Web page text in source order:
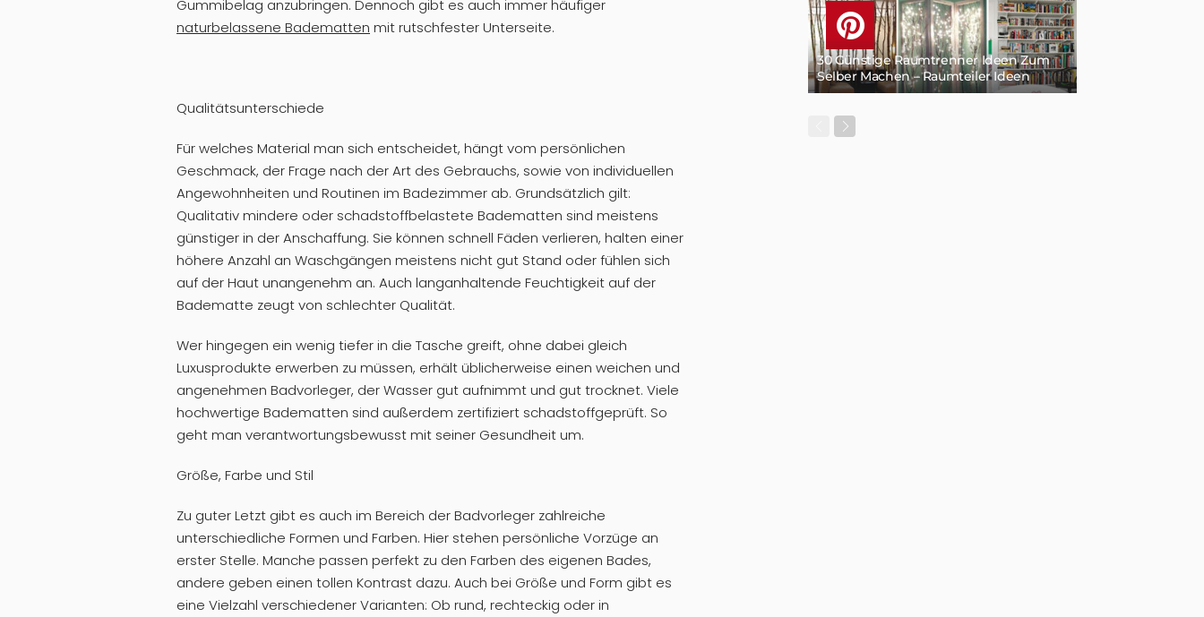
Gummibelag anzubringen. Dennoch gibt es auch immer häufiger
naturbelassene Badematten mit rutschfester Unterseite.
Qualitätsunterschiede
Für welches Material man sich entscheidet, hängt vom persönlichen
Geschmack, der Frage nach der Art des Gebrauchs, sowie von individuellen
Angewohnheiten und Routinen im Badezimmer ab. Grundsätzlich gilt:
Qualitativ mindere oder schadstoffbelastete Badematten sind meistens
günstiger in der Anschaffung. Sie können schnell Fäden verlieren, halten einer
höhere Anzahl an Waschgängen meistens nicht gut Stand oder fühlen sich
auf der Haut unangenehm an. Auch langanhaltende Feuchtigkeit auf der
Badematte zeugt von schlechter Qualität.
Wer hingegen ein wenig tiefer in die Tasche greift, ohne dabei gleich
Luxusprodukte erwerben zu müssen, erhält üblicherweise einen weichen und
angenehmen Badvorleger, der Wasser gut aufnimmt und gut trocknet. Viele
hochwertige Badematten sind außerdem zertifiziert schadstoffgeprüft. So
geht man verantwortungsbewusst mit seiner Gesundheit um.
Größe, Farbe und Stil
Zu guter Letzt gibt es auch im Bereich der Badvorleger zahlreiche
unterschiedliche Formen und Farben. Hier stehen persönliche Vorzüge an
erster Stelle. Manche passen perfekt zu den Farben des eigenen Bades,
andere geben einen tollen Kontrast dazu. Auch bei Größe und Form gibt es
eine Vielzahl verschiedener Varianten: Ob rund, rechteckig oder in
30 Günstige Raumtrenner Ideen Zum
Selber Machen – Raumteiler Ideen